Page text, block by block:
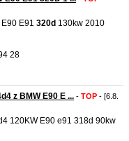
E90 E91 320d 130kw 2010
28
z BMW E90 E ... - TOP - [6.8.
120KW E90 e91 318d 90kw